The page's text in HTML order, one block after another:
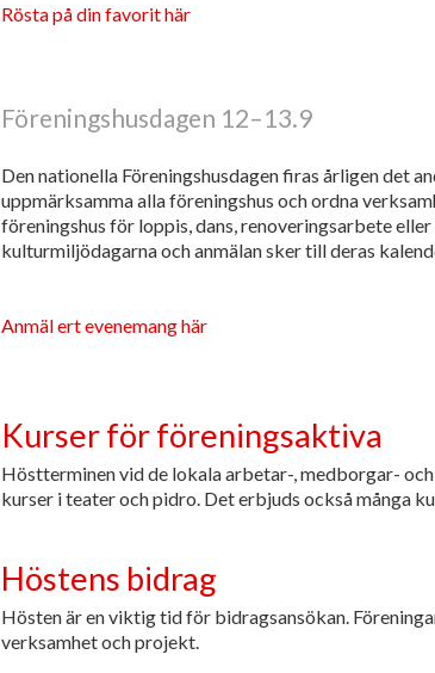
Rösta på din favorit här
Föreningshusdagen 12–13.9
Den nationella Föreningshusdagen firas årligen det
uppmärksamma alla föreningshus och ordna
föreningshus för loppis, dans, renoveringsarbete
kulturmiljödagarna och anmälan sker till deras
Anmäl ert evenemang här
Kurser för föreningsaktiva
Höstterminen vid de lokala arbetar-, medborgar-
kurser i teater och pidro. Det erbjuds också många
Höstens bidrag
Hösten är en viktig tid för bidragsansökan.
verksamhet och projekt.